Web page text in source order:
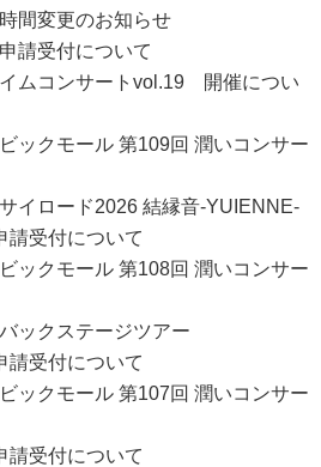
間変更のお知らせ
請受付について
ムコンサートvol.19 開催につい
ックモール 第109回 潤いコンサー
イロード2026 結縁音-YUIENNE-
請受付について
ックモール 第108回 潤いコンサー
ックステージツアー
請受付について
ックモール 第107回 潤いコンサー
請受付について